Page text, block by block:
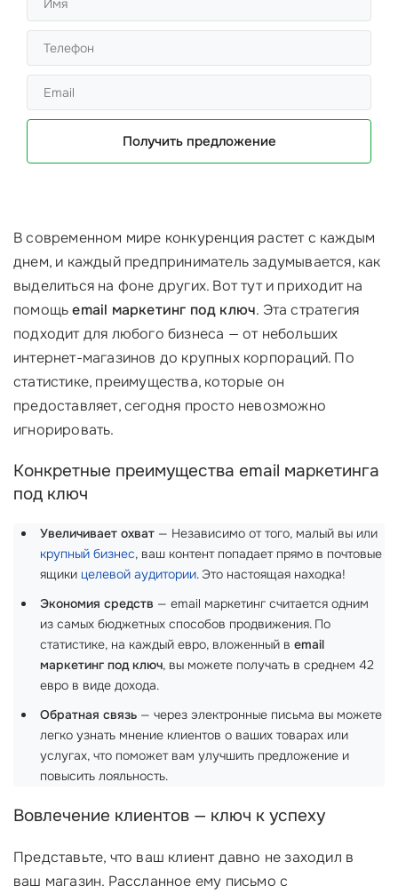
Получить предложение
В современном мире конкуренция растет с каждым
днем, и каждый предприниматель задумывается, как
выделиться на фоне других. Вот тут и приходит на
помощьemail маркетинг под ключ. Эта стратегия
подходит для любого бизнеса — от небольших
интернет-магазинов до крупных корпораций. По
статистике, преимущества, которые он
предоставляет, сегодня просто невозможно
игнорировать.
Конкретные преимущества email маркетинга
под ключ
Увеличивает охват — Независимо от того, малый вы или
крупный бизнес, ваш контент попадает прямо в почтовые
ящики целевой аудитории. Это настоящая находка!
Экономия средств — email маркетинг считается одним
из самых бюджетных способов продвижения. По
статистике, на каждый евро, вложенный в email
маркетинг под ключ, вы можете получать в среднем 42
евро в виде дохода.
Обратная связь — через электронные письма вы можете
легко узнать мнение клиентов о ваших товарах или
услугах, что поможет вам улучшить предложение и
повысить лояльность.
Вовлечение клиентов — ключ к успеху
Представьте, что ваш клиент давно не заходил в
ваш магазин. Рассланное ему письмо с